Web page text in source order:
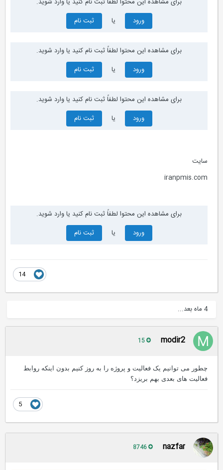
ورود
ثبت نام
برای مشاهده این محتوا لطفاً ثبت نام کنید یا وارد شوید.
ورود
ثبت نام
برای مشاهده این محتوا لطفاً ثبت نام کنید یا وارد شوید.
ورود
ثبت نام
سایت
iranpmis.com
برای مشاهده این محتوا لطفاً ثبت نام کنید یا وارد شوید.
ورود
ثبت نام
modir2
چطور می توانیم یک فعالیت و پروژه را به روز کنیم بدون اینکه روابط
فعالیت های بعدی بهم بریزد؟
nazfar